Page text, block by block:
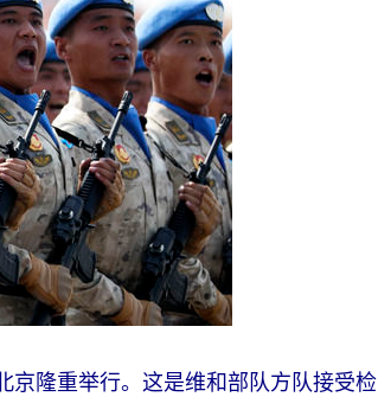
京隆重举行。这是维和部队方队接受检